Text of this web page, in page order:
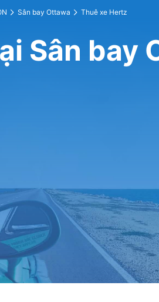
Sân bay Ottawa Thuê xe Hertz
Sân bay